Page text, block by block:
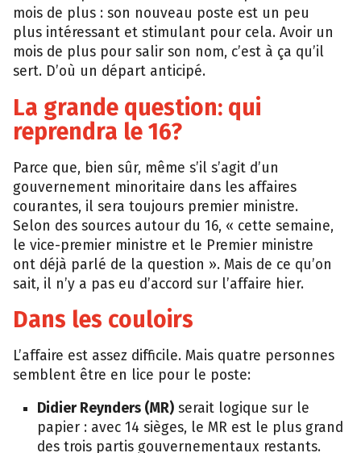
mois de plus : son nouveau poste est un peu
plus intéressant et stimulant pour cela. Avoir un
mois de plus pour salir son nom, c’est à ça qu’il
sert. D’où un départ anticipé.
La grande question: qui
reprendra le 16?
Parce que, bien sûr, même s’il s’agit d’un
gouvernement minoritaire dans les affaires
courantes, il sera toujours premier ministre.
Selon des sources autour du 16, « cette semaine,
le vice-premier ministre et le Premier ministre
ont déjà parlé de la question ». Mais de ce qu’on
sait, il n’y a pas eu d’accord sur l’affaire hier.
Dans les couloirs
L’affaire est assez difficile. Mais quatre personnes
semblent être en lice pour le poste:
Didier Reynders (MR) serait logique sur le
papier : avec 14 sièges, le MR est le plus grand
des trois partis gouvernementaux restants.